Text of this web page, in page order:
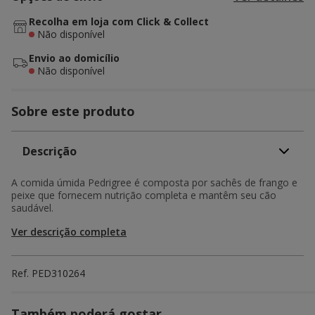
Recolha em loja com Click & Collect
Não disponível
Envio ao domicílio
Não disponível
Sobre este produto
Descrição
A comida úmida Pedrigree é composta por sachês de frango e
peixe que fornecem nutrição completa e mantêm seu cão
saudável.
Ver descrição completa
Ref. PED310264